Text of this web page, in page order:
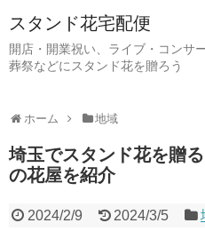
スタンド花宅配便
開店・開業祝い、ライブ・コンサ
葬祭などにスタンド花を贈ろう
ホーム 地域
埼玉でスタンド花を贈
の花屋を紹介
2024/2/9 2024/3/5